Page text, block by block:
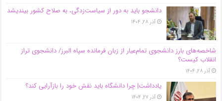
دانشجو باید به دور از سیاست‌زدگی، به صلاح کشور بیندیشد
آذر ۲۸, ۱۴۰۴
شاخصه‌های بارز دانشجوی تمام‌عیار از زبان فرمانده سپاه البرز/ دانشجوی تراز
انقلاب کیست؟
آذر ۲۸, ۱۴۰۴
یادداشت| چرا دانشگاه باید نقش خود را بازآرایی کند؟
آذر ۲۷, ۱۴۰۴